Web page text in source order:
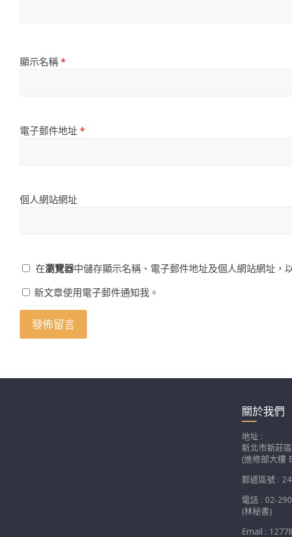
顯示名稱*
電子郵件地址*
個人網站網址
在瀏覽器中儲存顯示名稱、電子郵件地址及個人網站網址，
新文章使用電子郵件通知我。
關於我們
地址 :
新北市新莊
(進修部大樓
郵遞區號 :
電話 : 02-
(林秘書)
Email :